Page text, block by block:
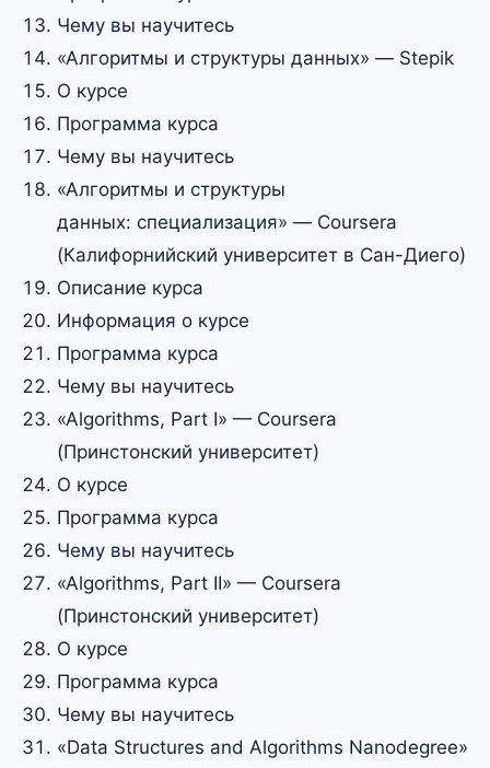
Чему вы научитесь
«Алгоритмы и структуры данных» — Stepik
О курсе
Программа курса
Чему вы научитесь
«Алгоритмы и структуры
данных: специализация» — Coursera
(Калифорнийский университет в Сан-Диего)
Описание курса
Информация о курсе
Программа курса
Чему вы научитесь
«Algorithms, Part I» — Coursera
(Принстонский университет)
О курсе
Программа курса
Чему вы научитесь
«Algorithms, Part II» — Coursera
(Принстонский университет)
О курсе
Программа курса
Чему вы научитесь
«Data Structures and Algorithms Nanodegree»